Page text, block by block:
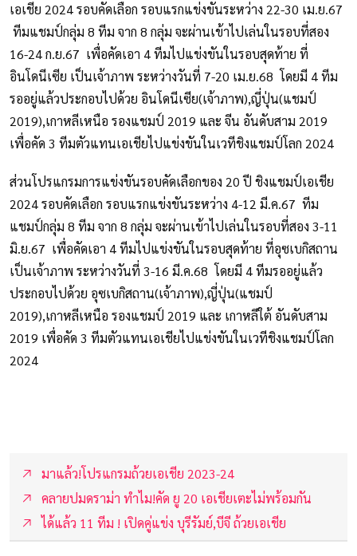
เอเชีย 2024 รอบคัดเลือก รอบแรกแข่งขันระหว่าง 22-30 เม.ย.67
ทีมแชมป์กลุ่ม 8 ทีม จาก 8 กลุ่ม จะผ่านเข้าไปเล่นในรอบที่สอง
16-24 ก.ย.67 เพื่อคัดเอา 4 ทีมไปแข่งขันในรอบสุดท้าย ที่
อินโดนีเซีย เป็นเจ้าภาพ ระหว่างวันที่ 7-20 เม.ย.68 โดยมี 4 ทีม
รออยู่แล้วประกอบไปด้วย อินโดนีเซีย(เจ้าภาพ),ญี่ปุ่น(แชมป์
2019),เกาหลีเหนือ รองแชมป์ 2019 และ จีน อันดับสาม 2019
เพื่อคัด 3 ทีมตัวแทนเอเชียไปแข่งขันในเวทีชิงแชมป์โลก 2024
ส่วนโปรแกรมการแข่งขันรอบคัดเลือกของ 20 ปี ชิงแชมป์เอเชีย
2024 รอบคัดเลือก รอบแรกแข่งขันระหว่าง 4-12 มี.ค.67 ทีม
แชมป์กลุ่ม 8 ทีม จาก 8 กลุ่ม จะผ่านเข้าไปเล่นในรอบที่สอง 3-11
มิ.ย.67 เพื่อคัดเอา 4 ทีมไปแข่งขันในรอบสุดท้าย ที่อุซเบกิสถาน
เป็นเจ้าภาพ ระหว่างวันที่ 3-16 มี.ค.68 โดยมี 4 ทีมรออยู่แล้ว
ประกอบไปด้วย อุซเบกิสถาน(เจ้าภาพ),ญี่ปุ่น(แชมป์
2019),เกาหลีเหนือ รองแชมป์ 2019 และ เกาหลีใต้ อันดับสาม
2019 เพื่อคัด 3 ทีมตัวแทนเอเชียไปแข่งขันในเวทีชิงแชมป์โลก
2024
มาแล้ว!โปรแกรมถ้วยเอเชีย 2023-24
คลายปมดราม่า ทำไม!คัด ยู 20 เอเชียเตะไม่พร้อมกัน
ได้แล้ว 11 ทีม ! เปิดคู่แข่ง บุรีรัมย์,บีจี ถ้วยเอเชีย